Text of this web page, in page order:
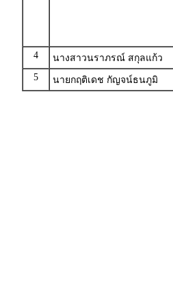
4 นางสาวนราภรณ์ สกุลแก้ว
5
นายกฤติเดช กัญจน์ธนภูมิ